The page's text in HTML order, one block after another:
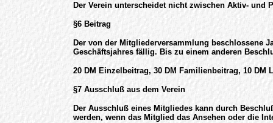
Der Verein unterscheidet nicht zwischen Aktiv- und
§6 Beitrag
Der von der Mitgliederversammlung beschlossene
Geschäftsjahres fällig. Bis zu einem anderen
20 DM Einzelbeitrag, 30 DM Familienbeitrag, 10
§7 Ausschluß aus dem Verein
Der Ausschluß eines Mitgliedes kann durch
werden, wenn das Mitglied das Ansehen oder die